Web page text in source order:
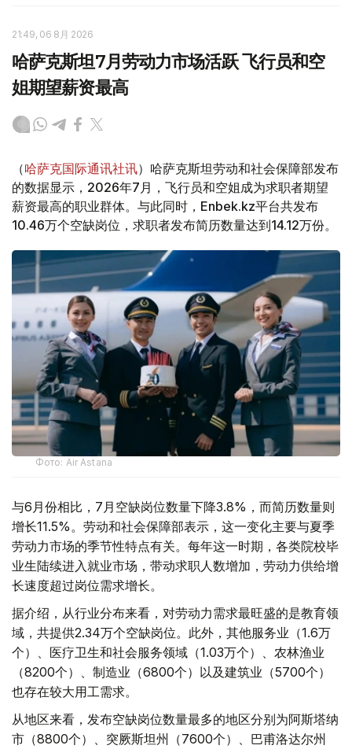
21:49, 06 8月 2026
哈萨克斯坦7月劳动力市场活跃 飞行员和空
姐期望薪资最高
（哈萨克国际通讯社讯）哈萨克斯坦劳动和社会保障部发布
的数据显示，2026年7月，飞行员和空姐成为求职者期望
薪资最高的职业群体。与此同时，Enbek.kz平台共发布
10.46万个空缺岗位，求职者发布简历数量达到14.12万份。
Фото: Air Astana
与6月份相比，7月空缺岗位数量下降3.8%，而简历数量则
增长11.5%。劳动和社会保障部表示，这一变化主要与夏季
劳动力市场的季节性特点有关。每年这一时期，各类院校毕
业生陆续进入就业市场，带动求职人数增加，劳动力供给增
长速度超过岗位需求增长。
据介绍，从行业分布来看，对劳动力需求最旺盛的是教育领
域，共提供2.34万个空缺岗位。此外，其他服务业（1.6万
个）、医疗卫生和社会服务领域（1.03万个）、农林渔业
（8200个）、制造业（6800个）以及建筑业（5700个）
也存在较大用工需求。
从地区来看，发布空缺岗位数量最多的地区分别为阿斯塔纳
市（8800个）、突厥斯坦州（7600个）、巴甫洛达尔州